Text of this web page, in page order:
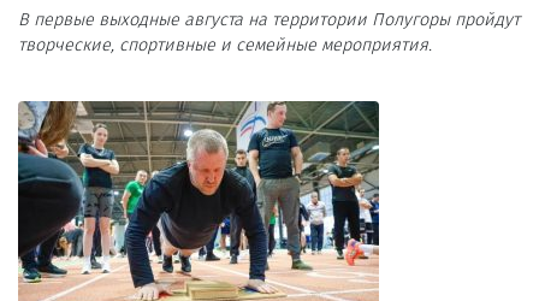
В первые выходные августа на территории Полугоры пройдут
творческие, спортивные и семейные мероприятия.